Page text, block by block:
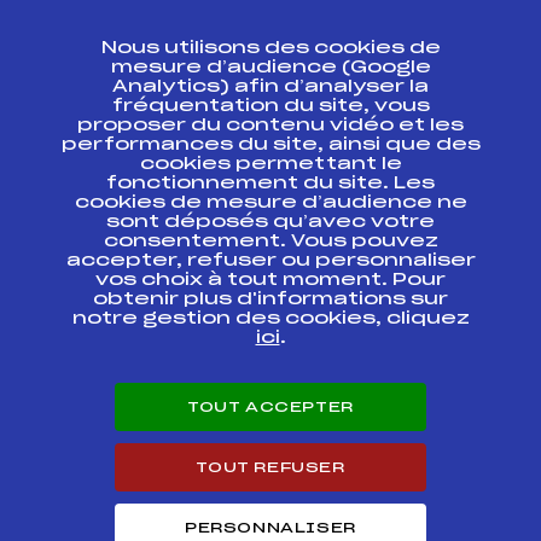
Ressources
Pass’Neige
Projet sportif fédéral
Projet de performance fédéral
Antidopage
Pôle Développement, Formation, Suivi
Scientifique
Listes ministérielles
Pôle vie de l’athlète
Enseignement professionnel
Carrières
Nous utilisons des cookies de
mesure d’audience (Google
Analytics) afin d’analyser la
fréquentation du site, vous
proposer du contenu vidéo et les
performances du site, ainsi que des
cookies permettant le
fonctionnement du site. Les
cookies de mesure d’audience ne
sont déposés qu’avec votre
consentement. Vous pouvez
accepter, refuser ou personnaliser
vos choix à tout moment. Pour
obtenir plus d'informations sur
notre gestion des cookies, cliquez
ici.
TOUT ACCEPTER
TOUT REFUSER
PERSONNALISER